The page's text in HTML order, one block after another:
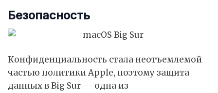
Безопасность
Конфиденциальность стала неотъемлемой
частью политики Apple, поэтому защита
данных в Big Sur — одна из